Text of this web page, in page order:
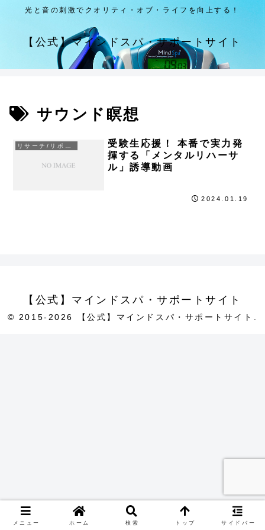
光と音の刺激でクオリティ・オブ・ライフを向上する！
【公式】マインドスパ・サポートサイト
サウンド瞑想
受験生応援！ 本番で実力発
揮する「メンタルリハーサ
ル」誘導動画
2024.01.19
【公式】マインドスパ・サポートサイト
© 2015-2026 【公式】マインドスパ・サポートサイト.
メニュー ホーム 検索 トップ サイドバー